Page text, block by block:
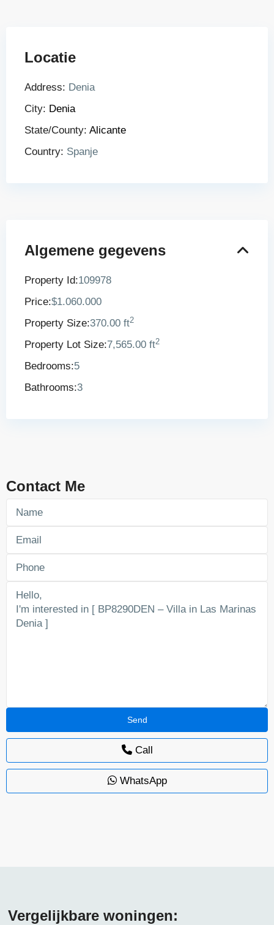
Locatie
Address: Denia
City: Denia
State/County: Alicante
Country: Spanje
Algemene gegevens
Property Id:109978
Price:$1.060.000
Property Size:370.00 ft2
Property Lot Size:7,565.00 ft2
Bedrooms:5
Bathrooms:3
Contact Me
Call
WhatsApp
Vergelijkbare woningen: